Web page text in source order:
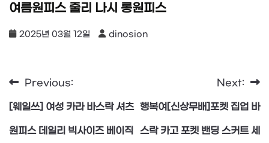
여름원피스 줄리 나시 롱원피스
2025년 03월 12일 dinosion
글
탐
Previous:
[웨일쓰] 여성 카라 바스락 셔츠
원피스 데일리 빅사이즈 베이직
Next:
행복여[신상무배]포켓 집업 바
스락 카고 포켓 밴딩 스커트 세